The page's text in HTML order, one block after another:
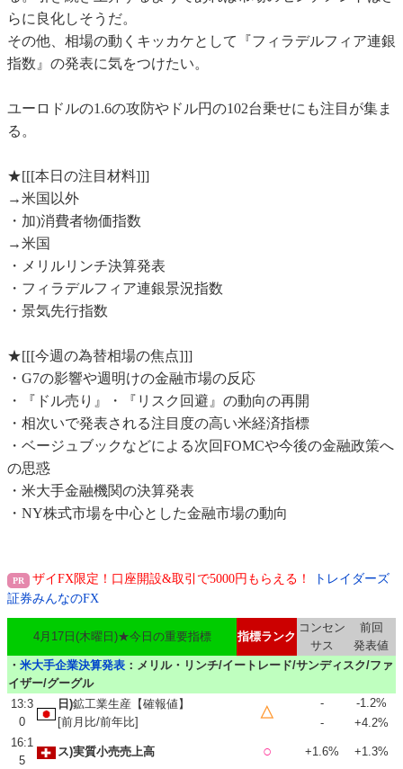
らに良化しそうだ。
その他、相場の動くキッカケとして『フィラデルフィア連銀
指数』の発表に気をつけたい。
ユーロドルの1.6の攻防やドル円の102台乗せにも注目が集ま
る。
★[[[本日の注目材料]]]
→米国以外
・加)消費者物価指数
→米国
・メリルリンチ決算発表
・フィラデルフィア連銀景況指数
・景気先行指数
★[[[今週の為替相場の焦点]]]
・G7の影響や週明けの金融市場の反応
・『ドル売り』・『リスク回避』の動向の再開
・相次いで発表される注目度の高い米経済指標
・ベージュブックなどによる次回FOMCや今後の金融政策へ
の思惑
・米大手金融機関の決算発表
・NY株式市場を中心とした金融市場の動向
ザイFX限定！口座開設&取引で5000円もらえる！
トレイダーズ
証券みんなのFX
4月17日(木曜日)★今日の重要指標 指標ランク
コンセン
サス
前回
発表値
・ 米大手企業決算発表 ：メリル・リンチ/イートレード/サンディスク/ファ
イザー/グーグル
13:3
0
日)鉱工業生産【確報値】
[前月比/前年比]
△
-
-1.2%
-
+4.2%
16:1
5
ス)実質小売売上高 ○ +1.6% +1.3%